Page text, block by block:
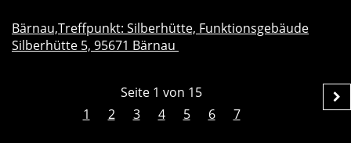
Bärnau,Treffpunkt: Silberhütte, Funktionsgebäude
Silberhütte 5, 95671 Bärnau
Seite 1 von 15
1
2 3 4 5 6 7